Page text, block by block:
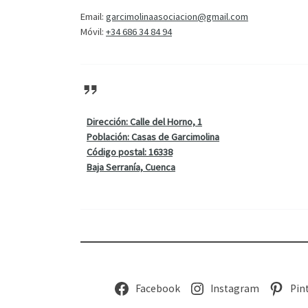
Email: garcimolinaasociacion@gmail.com
Móvil: +34 686 34 84 94
Dirección: Calle del Horno, 1
Población: Casas de Garcimolina
Código postal: 16338
Baja Serranía, Cuenca
Facebook Instagram